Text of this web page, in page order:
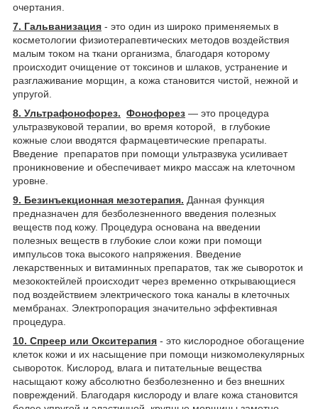
очертания.
7. Гальванизация - это один из широко применяемых в
косметологии физиотерапевтических методов воздействия
малым током на ткани организма, благодаря которому
происходит очищение от токсинов и шлаков, устранение и
разглаживание морщин, а кожа становится чистой, нежной и
упругой.
8. Ультрафонофорез. Фонофорез ― это процедура
ультразвуковой терапии, во время которой, в глубокие
кожные слои вводятся фармацевтические препараты.
Введение препаратов при помощи ультразвука усиливает
проникновение и обеспечивает микро массаж на клеточном
уровне.
9. Безинъекционная мезотерапия. Данная функция
предназначен для безболезненного введения полезных
веществ под кожу. Процедура основана на введении
полезных веществ в глубокие слои кожи при помощи
импульсов тока высокого напряжения. Введение
лекарственных и витаминных препаратов, так же сывороток и
мезококтейлей происходит через временно открывающиеся
под воздействием электрического тока каналы в клеточных
мембранах. Электропорация значительно эффективная
процедура.
10. Спреер или Окситерапия - это кислородное обогащение
клеток кожи и их насыщение при помощи низкомолекулярных
сывороток. Кислород, влага и питательные вещества
насыщают кожу абсолютно безболезненно и без внешних
повреждений. Благодаря кислороду и влаге кожа становится